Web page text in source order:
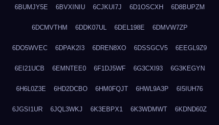
6BUMJY5E 6BVXINIU 6CJKUI7J 6D1OSCXH 6D8BUPZM
6DCMVTHM 6DDK07UL 6DEL198E 6DMVW7ZP
6DO5WVEC 6DPAK2I3 6DREN8XO 6DSSGCV5 6EEGL9Z9
6EI21UCB 6EMNTEE0 6F1DJ5WF 6G3CXI93 6G3KEGYN
6H6L0Z3E 6HD2DCBO 6HM0FQJT 6HWL9A3P 6I5IUH76
6JGSI1UR 6JQL3WKJ 6K3EBPX1 6K3WDMWT 6KDND60Z